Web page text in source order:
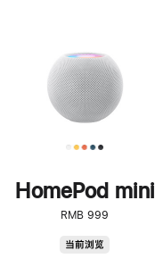
HomePod mini
RMB 999
当前浏览